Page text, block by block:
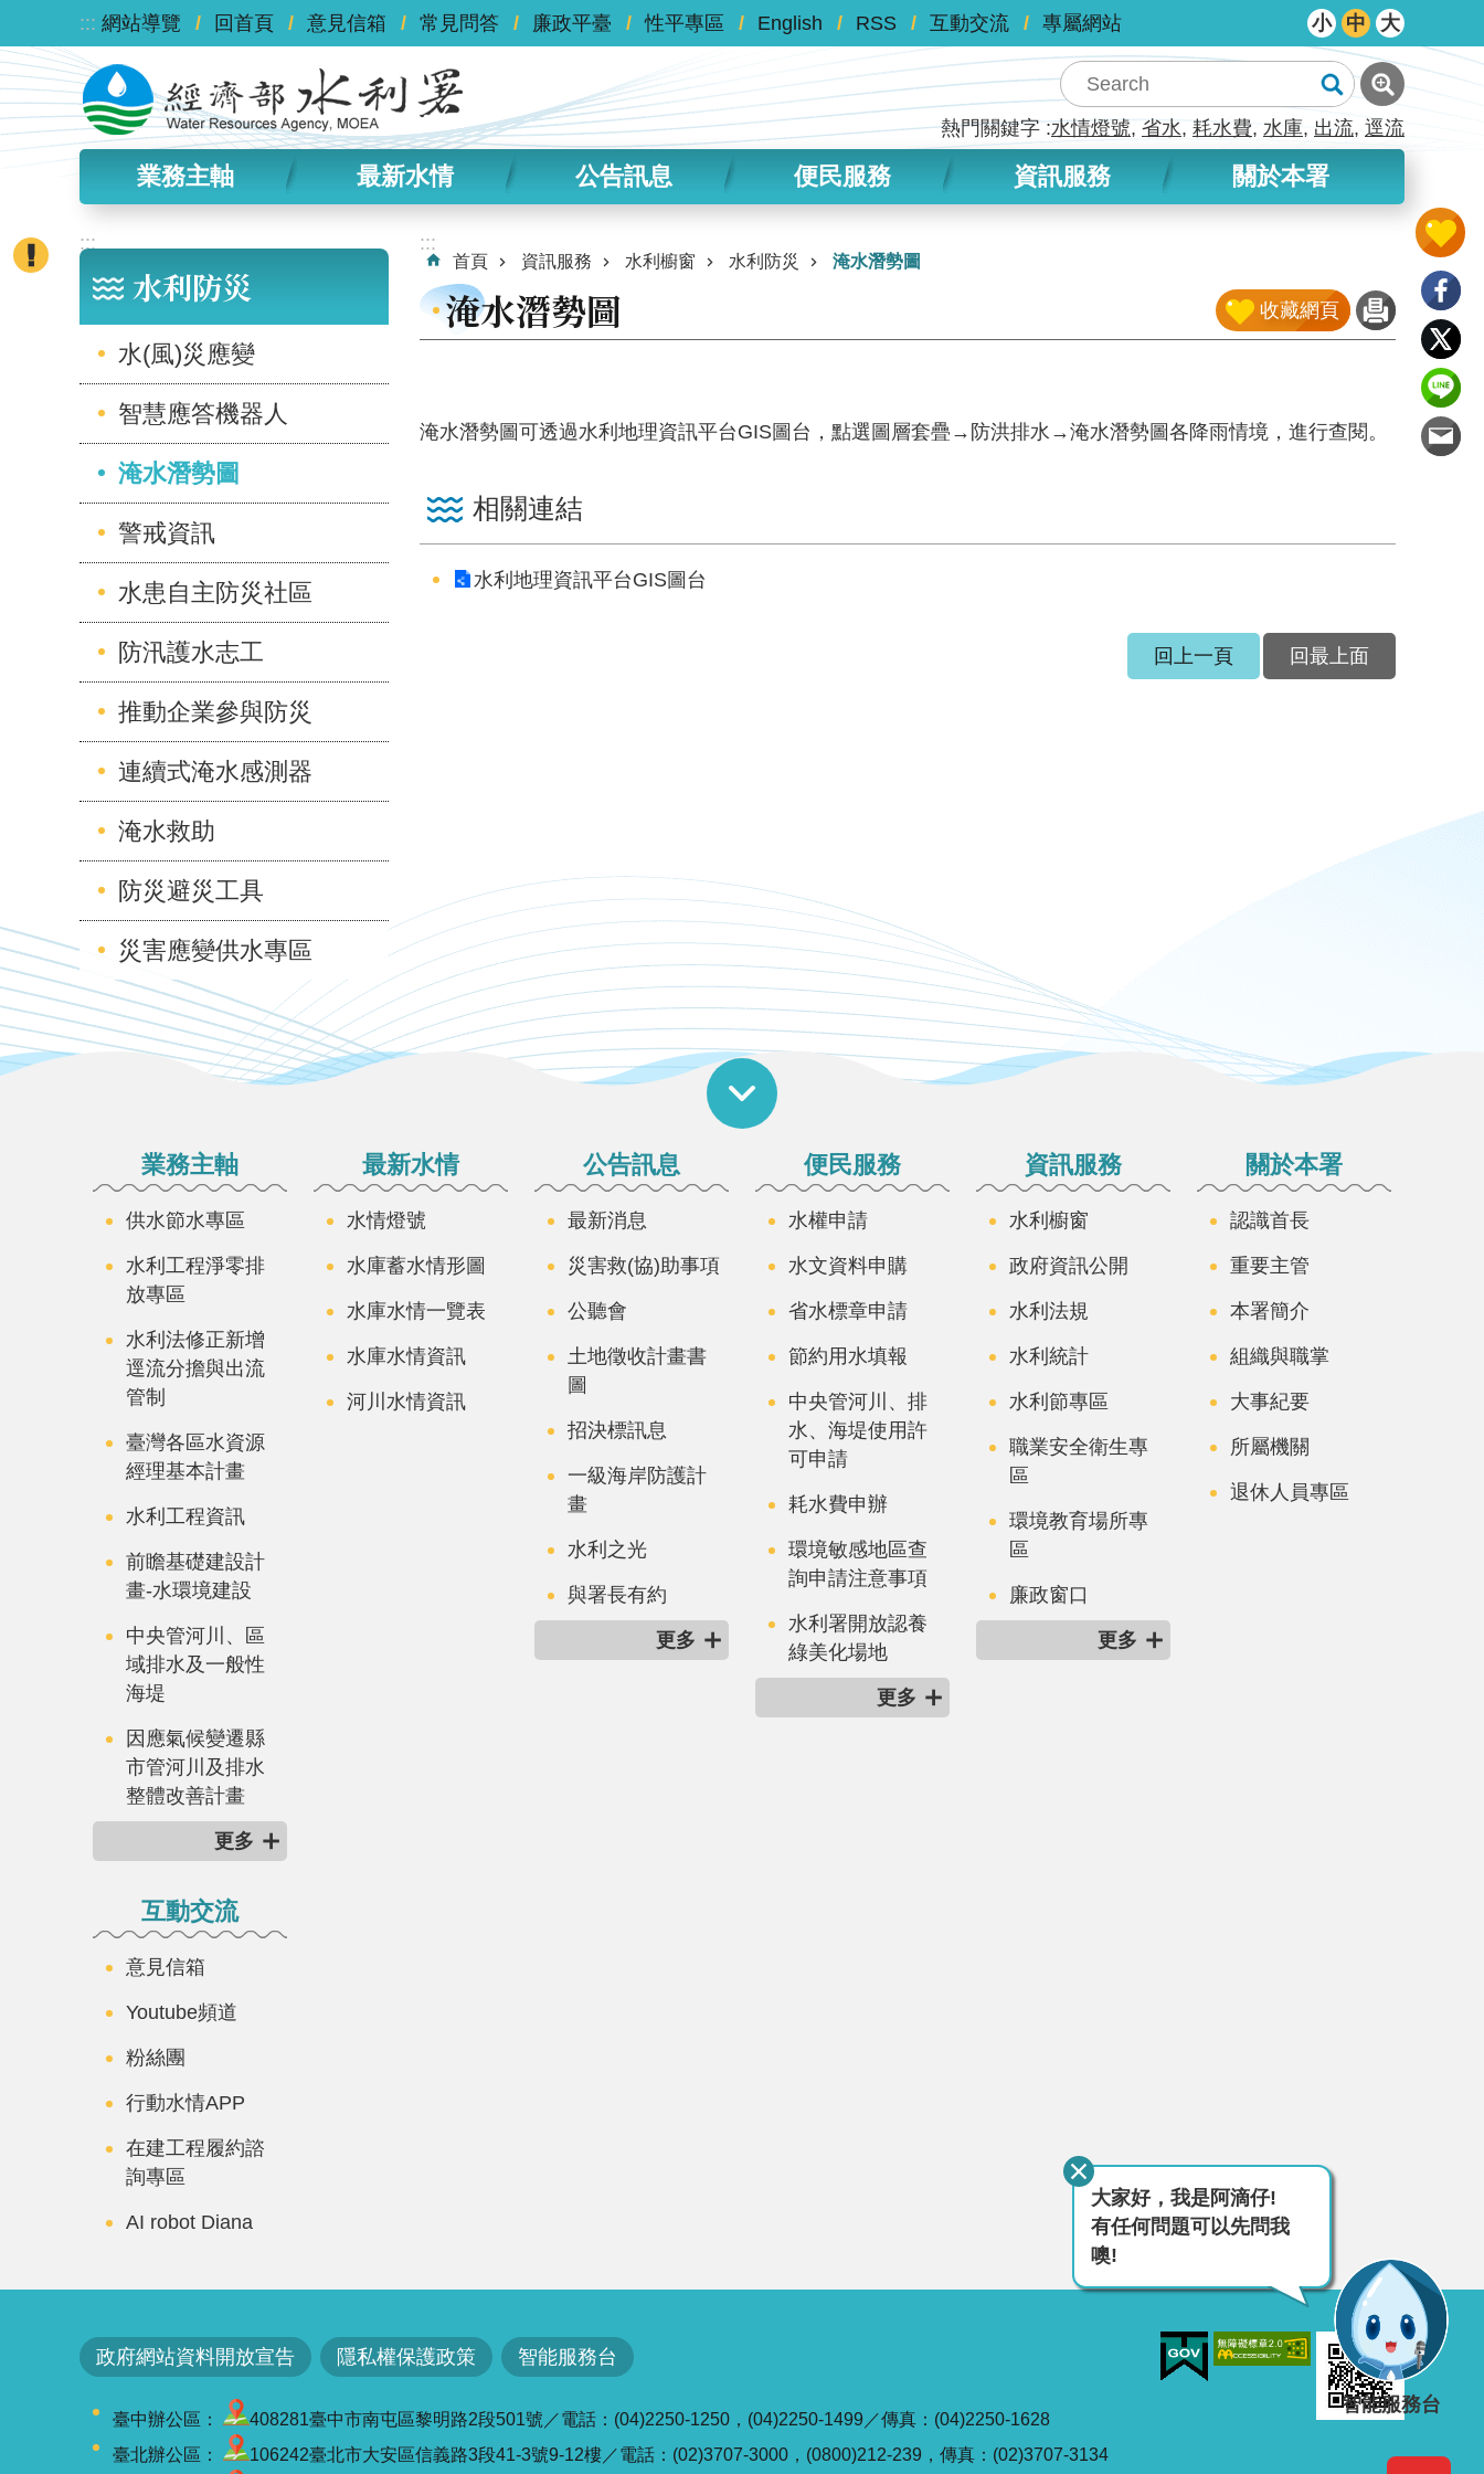
跳到主要內容區塊
::: 網站導覽 回首頁 意見信箱 常見問答 廉政平臺 性平專區 English RSS 互動交流 專屬網站 小 中 大
熱門關鍵字 水情燈號 省水 耗水費 水庫 出流 逕流
業務主軸 最新水情 公告訊息 便民服務 資訊服務 關於本署
:::
水利防災
水(風)災應變
智慧應答機器人
淹水潛勢圖
警戒資訊
水患自主防災社區
防汛護水志工
推動企業參與防災
連續式淹水感測器
淹水救助
防災避災工具
災害應變供水專區
:::
首頁 資訊服務 水利櫥窗 水利防災 淹水潛勢圖
淹水潛勢圖 收藏網頁
淹水潛勢圖可透過水利地理資訊平台GIS圖台，點選圖層套疊→防洪排水→淹水潛勢圖各降雨情境，進行查閱。
相關連結
水利地理資訊平台GIS圖台
回上一頁 回最上面
業務主軸
供水節水專區
水利工程淨零排
放專區
水利法修正新增
逕流分擔與出流
管制
臺灣各區水資源
經理基本計畫
水利工程資訊
前瞻基礎建設計
畫-水環境建設
中央管河川、區
域排水及一般性
海堤
因應氣候變遷縣
市管河川及排水
整體改善計畫
更多
最新水情
水情燈號
水庫蓄水情形圖
水庫水情一覽表
水庫水情資訊
河川水情資訊
公告訊息
最新消息
災害救(協)助事項
公聽會
土地徵收計畫書
圖
招決標訊息
一級海岸防護計
畫
水利之光
與署長有約
更多
便民服務
水權申請
水文資料申購
省水標章申請
節約用水填報
中央管河川、排
水、海堤使用許
可申請
耗水費申辦
環境敏感地區查
詢申請注意事項
水利署開放認養
綠美化場地
更多
資訊服務
水利櫥窗
政府資訊公開
水利法規
水利統計
水利節專區
職業安全衛生專
區
環境教育場所專
區
廉政窗口
更多
關於本署
認識首長
重要主管
本署簡介
組織與職掌
大事紀要
所屬機關
退休人員專區
互動交流
意見信箱
Youtube頻道
粉絲團
行動水情APP
在建工程履約諮
詢專區
AI robot Diana
政府網站資料開放宣告 隱私權保護政策 智能服務台
臺中辦公區：
408281臺中市南屯區黎明路2段501號／電話：(04)2250-1250，(04)2250-1499／傳真：(04)2250-1628
臺北辦公區：
106242臺北市大安區信義路3段41-3號9-12樓／電話：(02)3707-3000，(0800)212-239，傳真：(02)3707-3134
大家好，我是阿滴仔!
有任何問題可以先問我
噢!
智能服務台